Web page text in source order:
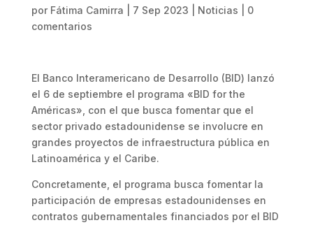
por Fátima Camirra 7 Sep 2023 Noticias
0
comentarios
El Banco Interamericano de Desarrollo (BID) lanzó
el 6 de septiembre el programa «BID for the
Américas», con el que busca fomentar que el
sector privado estadounidense se involucre en
grandes proyectos de infraestructura pública en
Latinoamérica y el Caribe.
Concretamente, el programa busca fomentar la
participación de empresas estadounidenses en
contratos gubernamentales financiados por el BID